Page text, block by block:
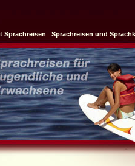
Sprachreisen : Sprachreisen und